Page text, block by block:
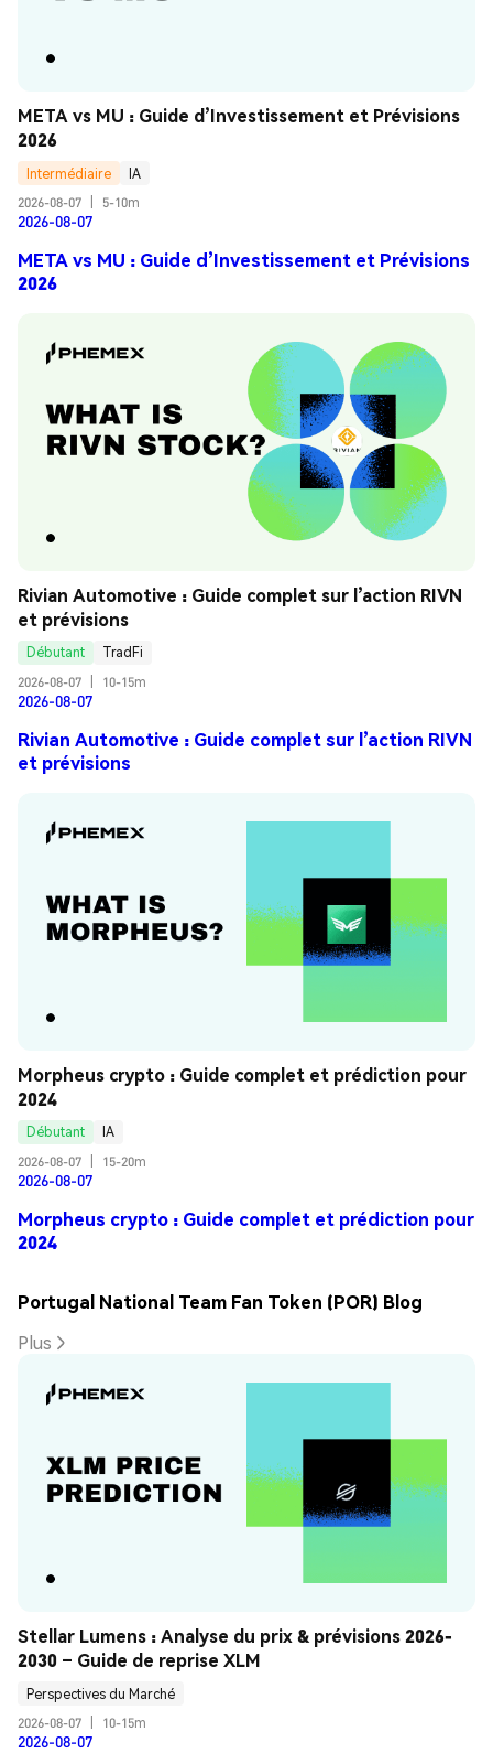
META vs MU : Guide d’Investissement et Prévisions
2026
Intermédiaire
IA
2026-08-07
5-10m
2026-08-07
META vs MU : Guide d’Investissement et Prévisions
2026
Rivian Automotive : Guide complet sur l’action RIVN
et prévisions
Débutant
TradFi
2026-08-07
10-15m
2026-08-07
Rivian Automotive : Guide complet sur l’action RIVN
et prévisions
Morpheus crypto : Guide complet et prédiction pour
2024
Débutant
IA
2026-08-07
15-20m
2026-08-07
Morpheus crypto : Guide complet et prédiction pour
2024
Portugal National Team Fan Token (POR) Blog
Plus
Stellar Lumens : Analyse du prix & prévisions 2026-
2030 – Guide de reprise XLM
Perspectives du Marché
2026-08-07
10-15m
2026-08-07